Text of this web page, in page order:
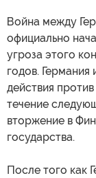
Война между
официально
угроза этого
годов.
действия
течение
вторжение в
государства.
После того как